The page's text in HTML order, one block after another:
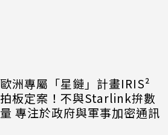
歐洲專屬「星鏈」計畫IRIS²
拍板定案！不與Starlink拚數
量 專注於政府與軍事加密通訊